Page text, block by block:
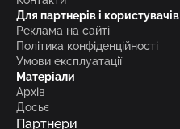
Для партнерів і користувачів
Реклама на сайті
Політика конфіденційності
Умови експлуатації
Матеріали
Архів
Досьє
Партнери